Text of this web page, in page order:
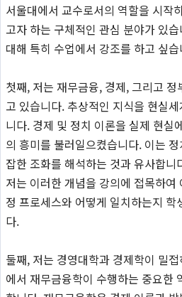
서울대에서 교수로서의 역할을 시작
고자 하는 구체적인 관심 분야가 있
대해 특히 수업에서 강조를 하고 싶
첫째, 저는 재무금융, 경제, 그리고
고 있습니다. 추상적인 지식을 현실
니다. 경제 및 정치 이론을 실제 현실
의 흥미를 불러일으켰습니다. 이는
잡한 조화를 해석하는 것과 유사합니
저는 이러한 개념을 강의에 접목하여
정 프로세스와 어떻게 일치하는지 학
다.
둘째, 저는 경영대학과 경제학이 밀
에서 재무금융학이 수행하는 중요한